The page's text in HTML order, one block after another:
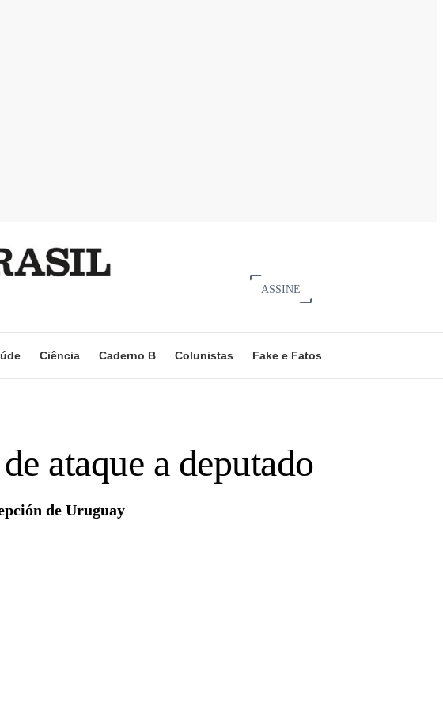
ASSINE
Ciência Caderno B Colunistas Fake e Fatos
ataque a deputado
de Uruguay